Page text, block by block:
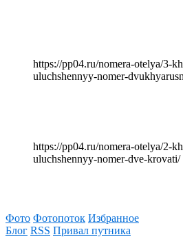
https://pp04.ru/nomera-otelya/3-
uluchshennyy-nomer-
https://pp04.ru/nomera-otelya/2-
uluchshennyy-nomer-dve-krovati/
Фото Фотопоток Избранное
Блог RSS Привал путника